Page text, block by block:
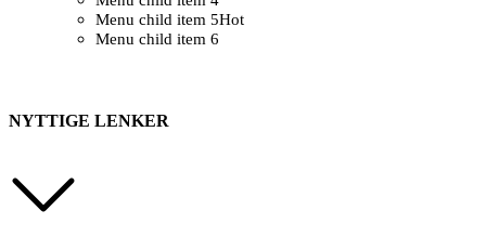
Menu child item 5Hot
Menu child item 6
NYTTIGE LENKER